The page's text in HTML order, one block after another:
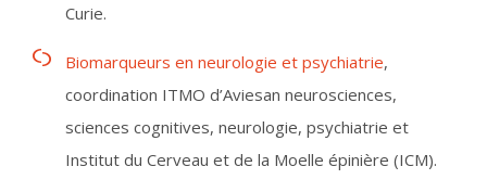
Curie.
Biomarqueurs en neurologie et psychiatrie,
coordination ITMO d’Aviesan neurosciences,
sciences cognitives, neurologie, psychiatrie et
Institut du Cerveau et de la Moelle épinière (ICM).